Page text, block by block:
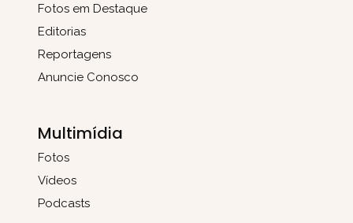
Fotos em Destaque
Editorias
Reportagens
Anuncie Conosco
Multimídia
Fotos
Vídeos
Podcasts